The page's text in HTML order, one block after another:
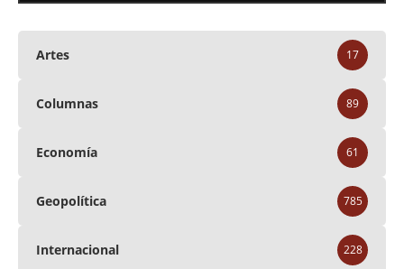
Artes 17
Columnas 89
Economía 61
Geopolítica 785
Internacional 228